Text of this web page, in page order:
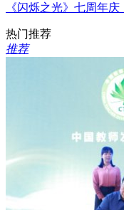
《闪烁之光》七周年
热门推荐
推荐